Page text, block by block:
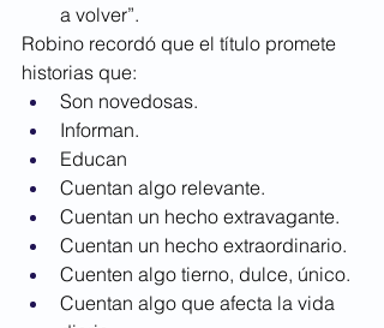
a volver”.
Robino recordó que el título promete
historias que:
Son novedosas.
Informan.
Educan
Cuentan algo relevante.
Cuentan un hecho extravagante.
Cuentan un hecho extraordinario.
Cuenten algo tierno, dulce, único.
Cuentan algo que afecta la vida